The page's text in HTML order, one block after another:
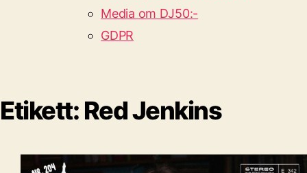
Media om DJ50:-
GDPR
Etikett: Red Jenkins